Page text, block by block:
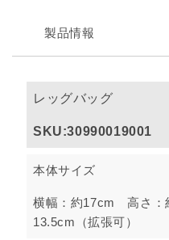
製品情報
レッグバッグ
SKU:30990019001
本体サイズ
横幅：約17cm 高さ
13.5cm（拡張可）